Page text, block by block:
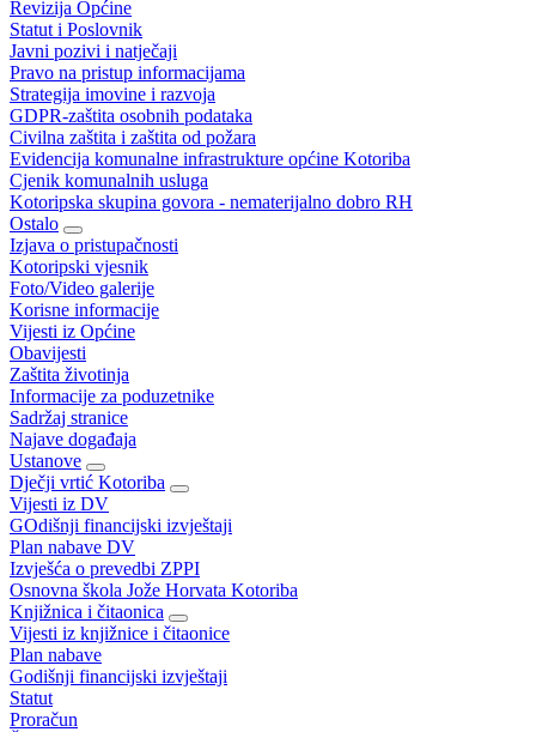
Revizija Općine
Statut i Poslovnik
Javni pozivi i natječaji
Pravo na pristup informacijama
Strategija imovine i razvoja
GDPR-zaštita osobnih podataka
Civilna zaštita i zaštita od požara
Evidencija komunalne infrastrukture općine Kotoriba
Cjenik komunalnih usluga
Kotoripska skupina govora - nematerijalno dobro RH
Ostalo
Izjava o pristupačnosti
Kotoripski vjesnik
Foto/Video galerije
Korisne informacije
Vijesti iz Općine
Obavijesti
Zaštita životinja
Informacije za poduzetnike
Sadržaj stranice
Najave događaja
Ustanove
Dječji vrtić Kotoriba
Vijesti iz DV
GOdišnji financijski izvještaji
Plan nabave DV
Izvješća o prevedbi ZPPI
Osnovna škola Jože Horvata Kotoriba
Knjižnica i čitaonica
Vijesti iz knjižnice i čitaonice
Plan nabave
Godišnji financijski izvještaji
Statut
Proračun